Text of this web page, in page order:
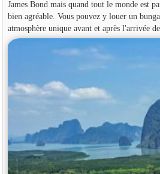
James Bond mais quand tout le monde est
bien agréable. Vous pouvez y louer un
atmosphère unique avant et après l'arrivée